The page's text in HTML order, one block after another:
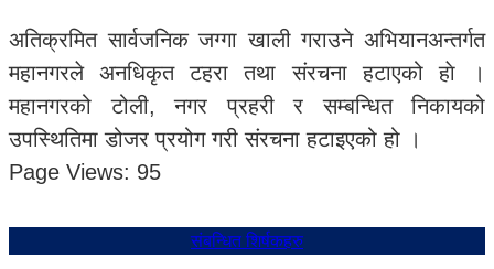
अतिक्रमित सार्वजनिक जग्गा खाली गराउने अभियानअन्तर्गत
महानगरले अनधिकृत टहरा तथा संरचना हटाएको हाे ।
महानगरको टोली, नगर प्रहरी र सम्बन्धित निकायको
उपस्थितिमा डोजर प्रयोग गरी संरचना हटाइएको हो ।
Page Views: 95
संबन्धित शिर्षकहरु